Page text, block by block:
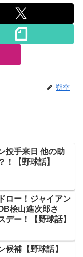
朔空
投手来日 他の助
！【野球話】
ロー！ジャイアン
桧山進次郎さ
デー！【野球話】
候補【野球話】